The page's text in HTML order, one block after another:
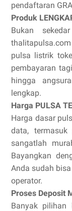
pendaftaran
Produk
Bukan
pulsa listrik
pembayaran
hingga
lengkap.
Harga PULSA
Harga dasar
data,
sangatlah
Bayangkan
Anda sudah
operator.
Proses Deposit
Banyak pilihan